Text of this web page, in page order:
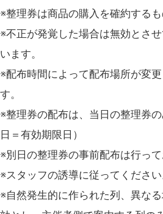
※整理券は商品の購入を確約するも
※不正が発覚した場合は無効とさ
います。
※配布時間によって配布場所が変
す。
※整理券の配布は、当日の整理券
日＝有効期限日）
※別日の整理券の事前配布は行って
※スタッフの誘導に従ってください
※自然発生的に作られた列、異な